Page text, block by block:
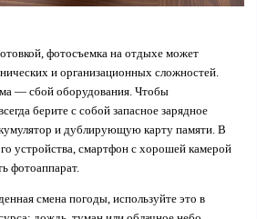
фотосъемка на отдыхе может
и организационных сложностей.
— сбой оборудования. Чтобы
берите с собой запасное зарядное
и дублирующую карту памяти. В
устройства, смартфон с хорошей камерой
фотоаппарат.
смена погоды, используйте это в